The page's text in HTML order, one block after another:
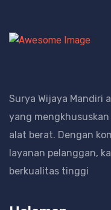
Surya Wijaya Mandiri
yang
alat berat. Dengan
layanan pelanggan,
berkualitas tinggi